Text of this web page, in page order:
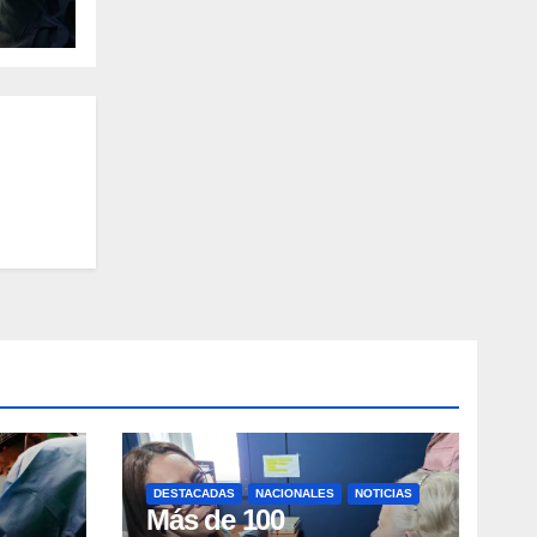
DESTACADAS NACIONALES NOTICIAS
Más de 100